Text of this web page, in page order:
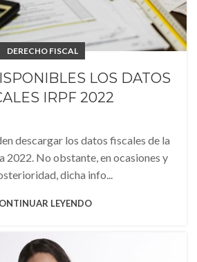
DERECHO FISCAL
LOS DATOS
IRPF 2022
descargar los datos fiscales de la
2022. No obstante, en ocasiones y
dicha info...
LEYENDO